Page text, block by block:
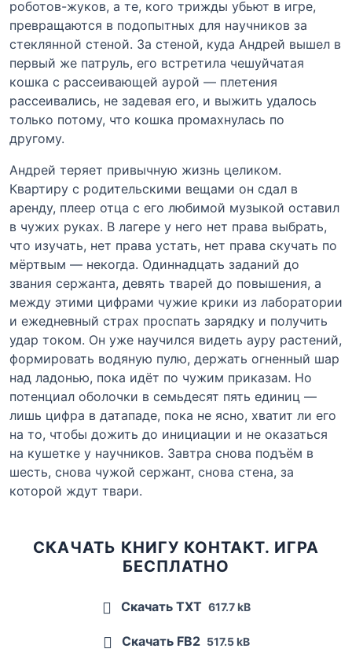
роботов-жуков, а те, кого трижды убьют в игре,
превращаются в подопытных для научников за
стеклянной стеной. За стеной, куда Андрей вышел в
первый же патруль, его встретила чешуйчатая
кошка с рассеивающей аурой — плетения
рассеивались, не задевая его, и выжить удалось
только потому, что кошка промахнулась по
другому.
Андрей теряет привычную жизнь целиком.
Квартиру с родительскими вещами он сдал в
аренду, плеер отца с его любимой музыкой оставил
в чужих руках. В лагере у него нет права выбрать,
что изучать, нет права устать, нет права скучать по
мёртвым — некогда. Одиннадцать заданий до
звания сержанта, девять тварей до повышения, а
между этими цифрами чужие крики из лаборатории
и ежедневный страх проспать зарядку и получить
удар током. Он уже научился видеть ауру растений,
формировать водяную пулю, держать огненный шар
над ладонью, пока идёт по чужим приказам. Но
потенциал оболочки в семьдесят пять единиц —
лишь цифра в датападе, пока не ясно, хватит ли его
на то, чтобы дожить до инициации и не оказаться
на кушетке у научников. Завтра снова подъём в
шесть, снова чужой сержант, снова стена, за
которой ждут твари.
СКАЧАТЬ КНИГУ КОНТАКТ. ИГРА
БЕСПЛАТНО
Скачать TXT 617.7 kB
Скачать FB2 517.5 kB